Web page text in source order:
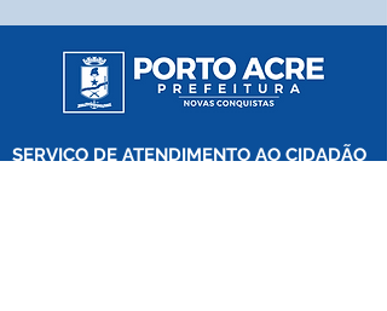
SERVIÇO DE ATENDIMENTO AO CIDADÃO